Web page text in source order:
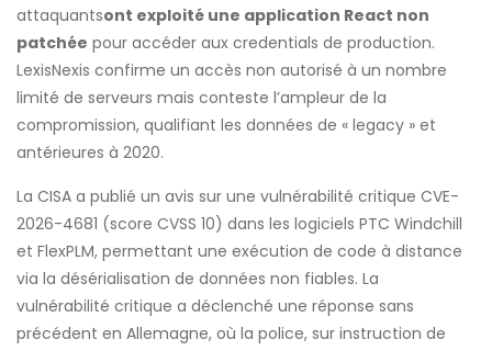
attaquantsont exploité une application React non
patchée pour accéder aux credentials de production.
LexisNexis confirme un accès non autorisé à un nombre
limité de serveurs mais conteste l’ampleur de la
compromission, qualifiant les données de « legacy » et
antérieures à 2020.
La CISA a publié un avis sur une vulnérabilité critique CVE-
2026-4681 (score CVSS 10) dans les logiciels PTC Windchill
et FlexPLM, permettant une exécution de code à distance
via la désérialisation de données non fiables. La
vulnérabilité critique a déclenché une réponse sans
précédent en Allemagne, où la police, sur instruction de